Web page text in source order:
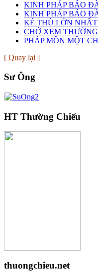
KINH PHÁP BẢO
KINH PHÁP BẢO
KẺ THÙ LỚN
CHỚ XEM
PHÁP MÔN MỘT
[ Quay lại ]
Sư Ông
HT Thường Chiếu
thuongchieu.net